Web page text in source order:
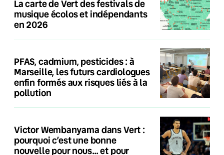
La carte de Vert des festivals de
musique écolos et indépendants
en 2026
PFAS, cadmium, pesticides : à
Marseille, les futurs cardiologues
enfin formés aux risques liés à la
pollution
Victor Wembanyama dans Vert :
pourquoi c’est une bonne
nouvelle pour nous… et pour